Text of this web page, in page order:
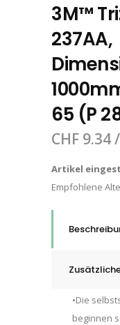
3M™
237AA,
65 (P
CHF 9.34
Artikel
Empfohlene
•Die
beginnen